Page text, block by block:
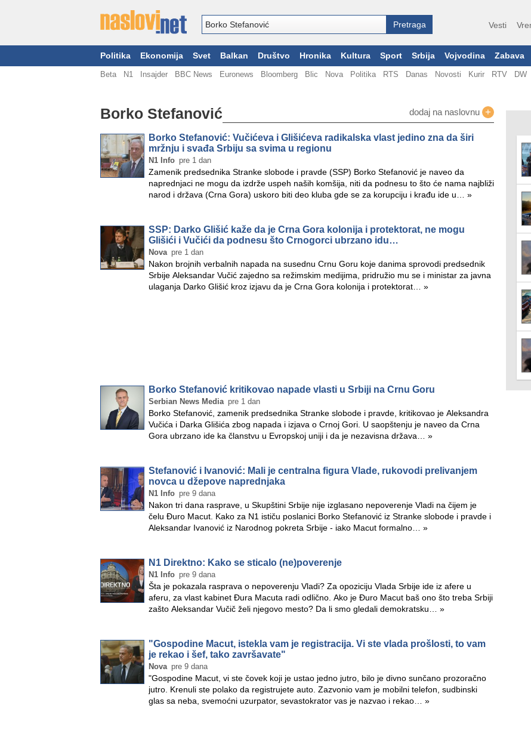
Vesti
Politika Ekonomija Svet Balkan Društvo Hronika Kultura Sport Srbija Vojvodina Zabava
Beta N1 Insajder BBC News Euronews Bloomberg Blic Nova Politika RTS Danas Novosti Kurir RTV DW
Borko Stefanović dodaj na naslovnu +
Borko Stefanović: Vučićeva i Glišićeva radikalska vlast jedino zna da širi
mržnju i svađa Srbiju sa svima u regionu
N1 Info pre 1 dan
Zamenik predsednika Stranke slobode i pravde (SSP) Borko Stefanović je naveo da
naprednjaci ne mogu da izdrže uspeh naših komšija, niti da podnesu to što će nama najbliži
narod i država (Crna Gora) uskoro biti deo kluba gde se za korupciju i krađu ide u… »
SSP: Darko Glišić kaže da je Crna Gora kolonija i protektorat, ne mogu
Glišići i Vučići da podnesu što Crnogorci ubrzano idu…
Nova pre 1 dan
Nakon brojnih verbalnih napada na susednu Crnu Goru koje danima sprovodi predsednik
Srbije Aleksandar Vučić zajedno sa režimskim medijima, pridružio mu se i ministar za javna
ulaganja Darko Glišić kroz izjavu da je Crna Gora kolonija i protektorat… »
Borko Stefanović kritikovao napade vlasti u Srbiji na Crnu Goru
Serbian News Media pre 1 dan
Borko Stefanović, zamenik predsednika Stranke slobode i pravde, kritikovao je Aleksandra
Vučića i Darka Glišića zbog napada i izjava o Crnoj Gori. U saopštenju je naveo da Crna
Gora ubrzano ide ka članstvu u Evropskoj uniji i da je nezavisna država… »
Stefanović i Ivanović: Mali je centralna figura Vlade, rukovodi prelivanjem
novca u džepove naprednjaka
N1 Info pre 9 dana
Nakon tri dana rasprave, u Skupštini Srbije nije izglasano nepoverenje Vladi na čijem je
čelu Đuro Macut. Kako za N1 ističu poslanici Borko Stefanović iz Stranke slobode i pravde i
Aleksandar Ivanović iz Narodnog pokreta Srbije - iako Macut formalno… »
N1 Direktno: Kako se sticalo (ne)poverenje
N1 Info pre 9 dana
Šta je pokazala rasprava o nepoverenju Vladi? Za opoziciju Vlada Srbije ide iz afere u
aferu, za vlast kabinet Đura Macuta radi odlično. Ako je Đuro Macut baš ono što treba Srbiji
zašto Aleksandar Vučič želi njegovo mesto? Da li smo gledali demokratsku… »
"Gospodine Macut, istekla vam je registracija. Vi ste vlada prošlosti, to vam
je rekao i šef, tako završavate"
Nova pre 9 dana
"Gospodine Macut, vi ste čovek koji je ustao jedno jutro, bilo je divno sunčano prozoračno
jutro. Krenuli ste polako da registrujete auto. Zazvonio vam je mobilni telefon, sudbinski
glas sa neba, svemoćni uzurpator, sevastokrator vas je nazvao i rekao… »